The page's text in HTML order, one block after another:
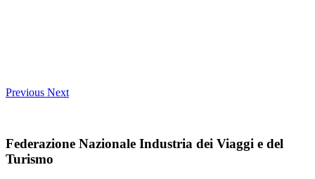
Previous Next
Federazione Nazionale Industria dei Viaggi e del
Turismo